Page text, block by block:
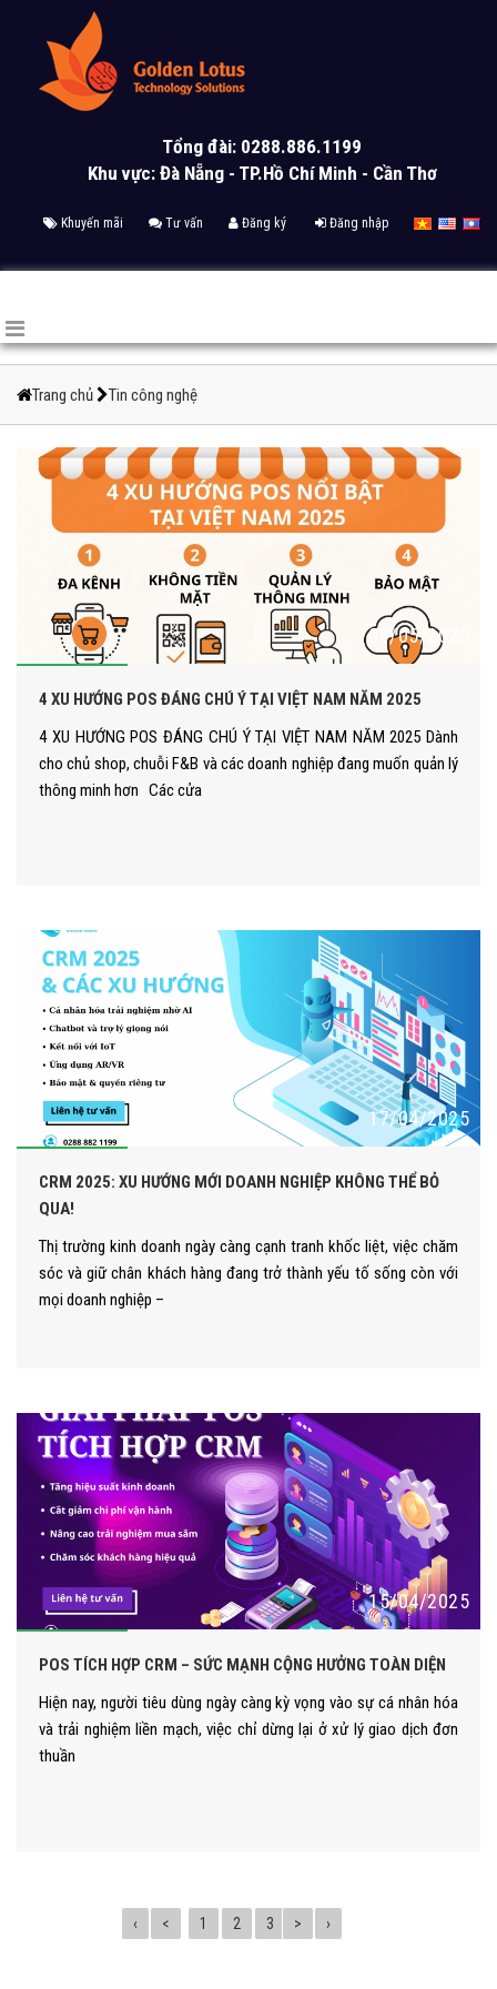
Tổng đài: 0288.886.1199
Khu vực: Đà Nẵng - TP.Hồ Chí Minh - Cần Thơ
Khuyến mãi Tư vấn Đăng ký Đăng nhập
Trang chủ Tin công nghệ
08/05/2025
4 XU HƯỚNG POS ĐÁNG CHÚ Ý TẠI VIỆT NAM NĂM 2025
4 XU HƯỚNG POS ĐÁNG CHÚ Ý TẠI VIỆT NAM NĂM 2025 Dành
cho chủ shop, chuỗi F&B và các doanh nghiệp đang muốn quản lý
thông minh hơn Các cửa
17/04/2025
CRM 2025: XU HƯỚNG MỚI DOANH NGHIỆP KHÔNG THỂ BỎ
QUA!
Thị trường kinh doanh ngày càng cạnh tranh khốc liệt, việc chăm
sóc và giữ chân khách hàng đang trở thành yếu tố sống còn với
mọi doanh nghiệp –
15/04/2025
POS TÍCH HỢP CRM – SỨC MẠNH CỘNG HƯỞNG TOÀN DIỆN
Hiện nay, người tiêu dùng ngày càng kỳ vọng vào sự cá nhân hóa
và trải nghiệm liền mạch, việc chỉ dừng lại ở xử lý giao dịch đơn
thuần
‹ < 1 2 3 > ›